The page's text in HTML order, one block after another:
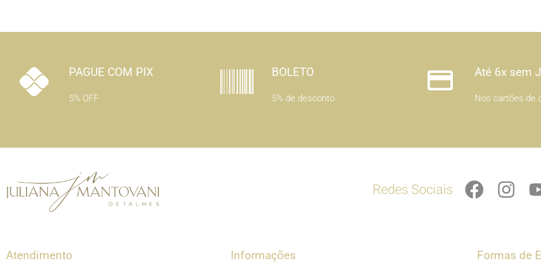
PAGUE COM PIX
5% OFF
BOLETO
5% de desconto
Até 6x sem
Nos cartões de
Redes Sociais
F
a
b
I
n
a
Atendimento Informações Formas de